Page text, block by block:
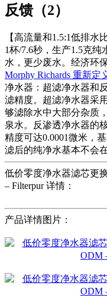
反馈（2）
【高流量和1.5:1低排水
1杯/7.6秒，生产1.5克
水，更少废水。经济环
Morphy Richards 重新定
净水器：超滤净水器和
滤精度。超滤净水器采
够滤除水中大部分杂质
泉水。反渗透净水器的
精度可达0.0001微米，
滤后的纯净水基本不会
低价零度净水器滤芯更
– Filterpur 详情：
产品详情图片：